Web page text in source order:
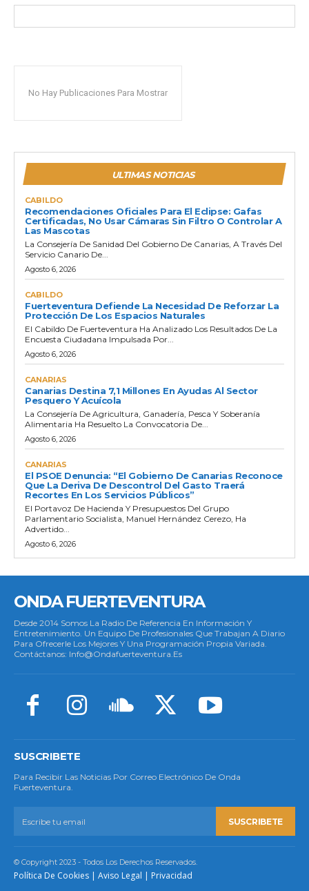
No Hay Publicaciones Para Mostrar
ULTIMAS NOTICIAS
CABILDO
Recomendaciones Oficiales Para El Eclipse: Gafas
Certificadas, No Usar Cámaras Sin Filtro O Controlar A
Las Mascotas
La Consejería De Sanidad Del Gobierno De Canarias, A Través Del
Servicio Canario De...
Agosto 6, 2026
CABILDO
Fuerteventura Defiende La Necesidad De Reforzar La
Protección De Los Espacios Naturales
El Cabildo De Fuerteventura Ha Analizado Los Resultados De La
Encuesta Ciudadana Impulsada Por...
Agosto 6, 2026
CANARIAS
Canarias Destina 7,1 Millones En Ayudas Al Sector
Pesquero Y Acuícola
La Consejería De Agricultura, Ganadería, Pesca Y Soberanía
Alimentaria Ha Resuelto La Convocatoria De...
Agosto 6, 2026
CANARIAS
El PSOE Denuncia: “El Gobierno De Canarias Reconoce
Que La Deriva De Descontrol Del Gasto Traerá
Recortes En Los Servicios Públicos”
El Portavoz De Hacienda Y Presupuestos Del Grupo
Parlamentario Socialista, Manuel Hernández Cerezo, Ha
Advertido...
Agosto 6, 2026
ONDA FUERTEVENTURA
Desde 2014 Somos La Radio De Referencia En Información Y
Entretenimiento. Un Equipo De Profesionales Que Trabajan A Diario
Para Ofrecerle Los Mejores Y Una Programación Propia Variada.
Contáctanos: Info@ondafuerteventura.es
SUSCRIBETE
Para Recibir Las Noticias Por Correo Electrónico De Onda
Fuerteventura.
SUSCRIBETE
© Copyright 2023 - Todos Los Derechos Reservados.
Política De Cookies | Aviso Legal | Privacidad